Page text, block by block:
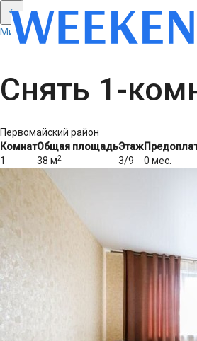
Минск: Смотреть все результаты
Снять 1-
Первомайский район
КомнатОбщая площадьЭтаж
1
38 м2 3/9 0 мес.